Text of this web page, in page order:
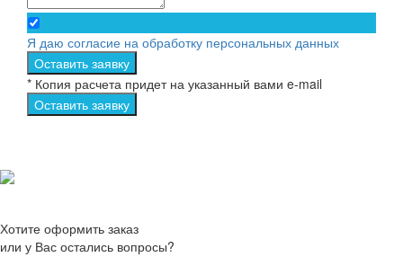
Я даю согласие на обработку персональных данных
Оставить заявку
* Копия расчета придет на указанный вами e-mail
Оставить заявку
Хотите оформить заказ
или у Вас остались вопросы?